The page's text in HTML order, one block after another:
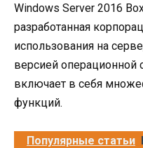
Windows Server 2016
разработанная
использования на
версией операционной
включает в себя
функций.
Популярные статьи